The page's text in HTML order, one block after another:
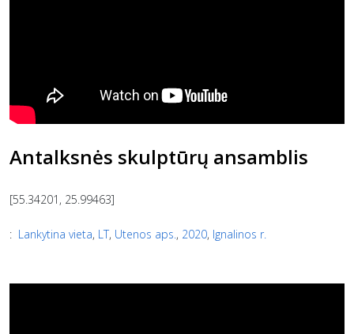
Antalksnės skulptūrų ansamblis
[55.34201, 25.99463]
: Lankytina vieta, LT, Utenos aps. , 2020, Ignalinos r.